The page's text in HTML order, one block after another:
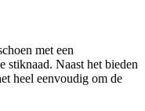
met een
stiknaad. Naast het bieden
heel eenvoudig om de